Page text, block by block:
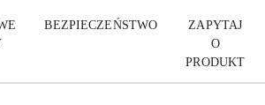
BEZPIECZEŃSTWO
ZAPYTAJ
O
PRODUKT